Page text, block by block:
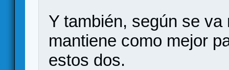
Y también, según se
mantiene como mejor
estos dos.